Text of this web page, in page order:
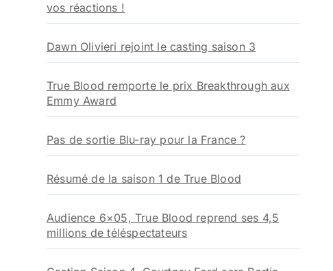
vos réactions !
Dawn Olivieri rejoint le casting saison 3
True Blood remporte le prix Breakthrough aux
Emmy Award
Pas de sortie Blu-ray pour la France ?
Résumé de la saison 1 de True Blood
Audience 6×05, True Blood reprend ses 4,5
millions de téléspectateurs